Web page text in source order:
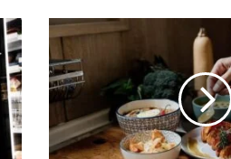
ا
ل
أ
ط
ع
م
ة